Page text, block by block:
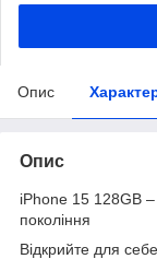
Опис
Опис
iPhone 15 128GB –
покоління
Відкрийте для